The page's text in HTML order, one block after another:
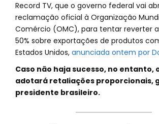
Record TV, que o governo federal vai
reclamação oficial à Organização
Comércio (OMC), para tentar reverter
50% sobre exportações de produtos
Estados Unidos, anunciada ontem por
Caso não haja sucesso, no entanto,
adotará retaliações proporcionais,
presidente brasileiro.